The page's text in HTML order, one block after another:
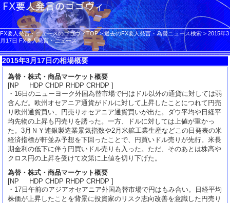
FX要人発言・ニュースのゴゴヴィTOP>過去のFX要人発言・為替ニュース検索 > 2015年3
月17日 FX要人発言・ニュース
2015年3月17日の相場概要
為替・株式・商品マーケット概要
[NP HDP CHDP RHDP CRHDP ]
・16日のニューヨーク外国為替市場で円はドル以外の通貨に対しては弱
含んだ。欧州オセアニア通貨がドルに対して上昇したことにつれて円売
り欧州通貨買い、円売りオセアニア通貨買いが出た。ダウ平均や日経平
均先物の上昇も円売りを誘った。一方、ドルに対しては上値が重かっ
た。3月ＮＹ連銀製造業景気指数や2月米鉱工業生産などこの日発表の米
経済指標が軒並み予想を下回ったことで、円買いドル売りが先行。米長
期金利の低下に伴う円買いドル売りも入った。ただ、そのあとは株高や
クロス円の上昇を受けて次第に上値を切り下げた。
為替・株式・商品マーケット概要
[NP HDP CHDP RHDP CRHDP ]
・17日午前のアジアオセアニア外国為替市場で円はもみ合い。日経平均
株価が上昇したことを背景に投資家のリスク志向改善を意識した円売り